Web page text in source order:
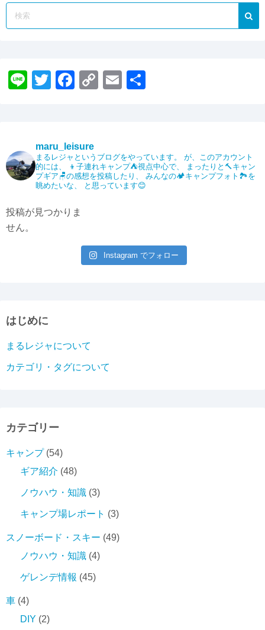
Li
T
F
b
o
o
k
C
Li
n
k
E
maru_leisure
まるレジャというブログをやっています。 が、このアカウント
的には、
👦子連れキャンプ⛺️視点中心で、
まったりと🔨キャン
プギア🪑の感想を投稿したり、
みんなの🏕️キャンプフォト🏞️を
眺めたいな、
と思っています😊
投稿が見つかりま
せん。
Instagram でフォロー
はじめに
まるレジャについて
カテゴリ・タグについて
カテゴリー
キャンプ(54)
ギア紹介 (48)
ノウハウ・知識 (3)
キャンプ場レポート (3)
スノーボード・スキー (49)
ノウハウ・知識 (4)
ゲレンデ情報 (45)
車 (4)
DIY (2)